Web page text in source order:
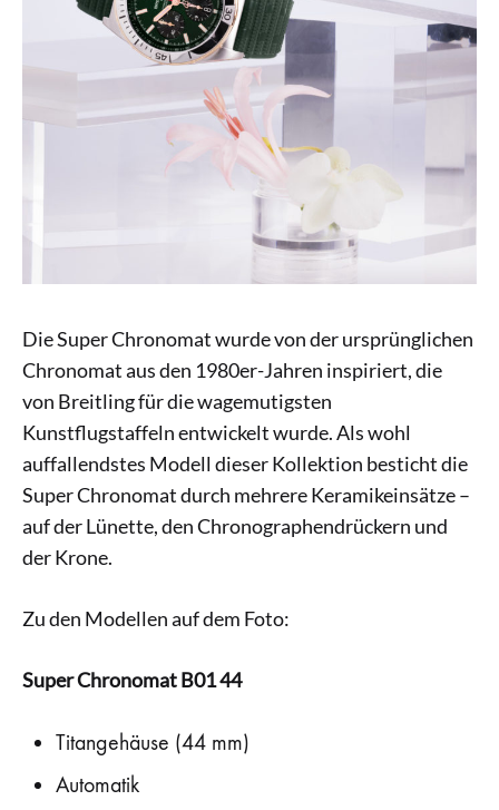
Die Super Chronomat wurde von der ursprünglichen
Chronomat aus den 1980er-Jahren inspiriert, die
von Breitling für die wagemutigsten
Kunstflugstaffeln entwickelt wurde. Als wohl
auffallendstes Modell dieser Kollektion besticht die
Super Chronomat durch mehrere Keramikeinsätze –
auf der Lünette, den Chronographendrückern und
der Krone.
Zu den Modellen auf dem Foto:
Super Chronomat B01 44
Titangehäuse (44 mm)
Automatik